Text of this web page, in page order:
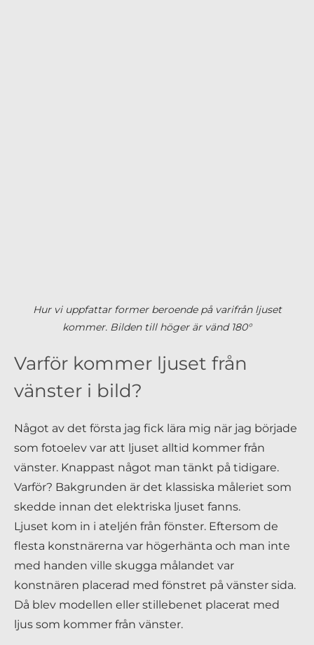
Hur vi uppfattar former beroende på varifrån ljuset
kommer. Bilden till höger är vänd 180°
Varför kommer ljuset från
vänster i bild?
Något av det första jag fick lära mig när jag började
som fotoelev var att ljuset alltid kommer från
vänster. Knappast något man tänkt på tidigare.
Varför? Bakgrunden är det klassiska måleriet som
skedde innan det elektriska ljuset fanns.
Ljuset kom in i ateljén från fönster. Eftersom de
flesta konstnärerna var högerhänta och man inte
med handen ville skugga målandet var
konstnären placerad med fönstret på vänster sida.
Då blev modellen eller stillebenet placerat med
ljus som kommer från vänster.